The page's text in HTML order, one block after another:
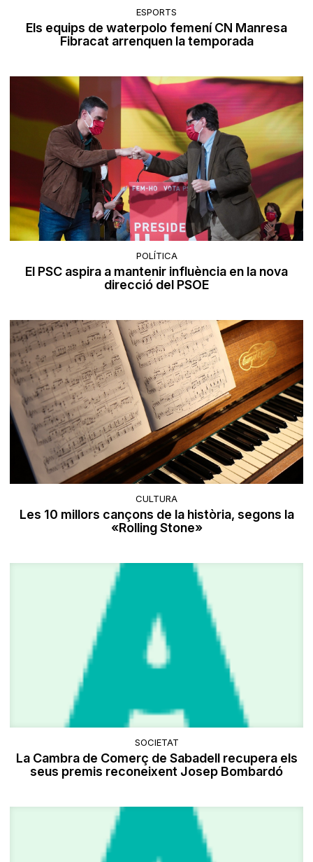
ESPORTS
Els equips de waterpolo femení CN Manresa
Fibracat arrenquen la temporada
POLÍTICA
El PSC aspira a mantenir influència en la nova
direcció del PSOE
CULTURA
Les 10 millors cançons de la història, segons la
«Rolling Stone»
SOCIETAT
La Cambra de Comerç de Sabadell recupera els
seus premis reconeixent Josep Bombardó